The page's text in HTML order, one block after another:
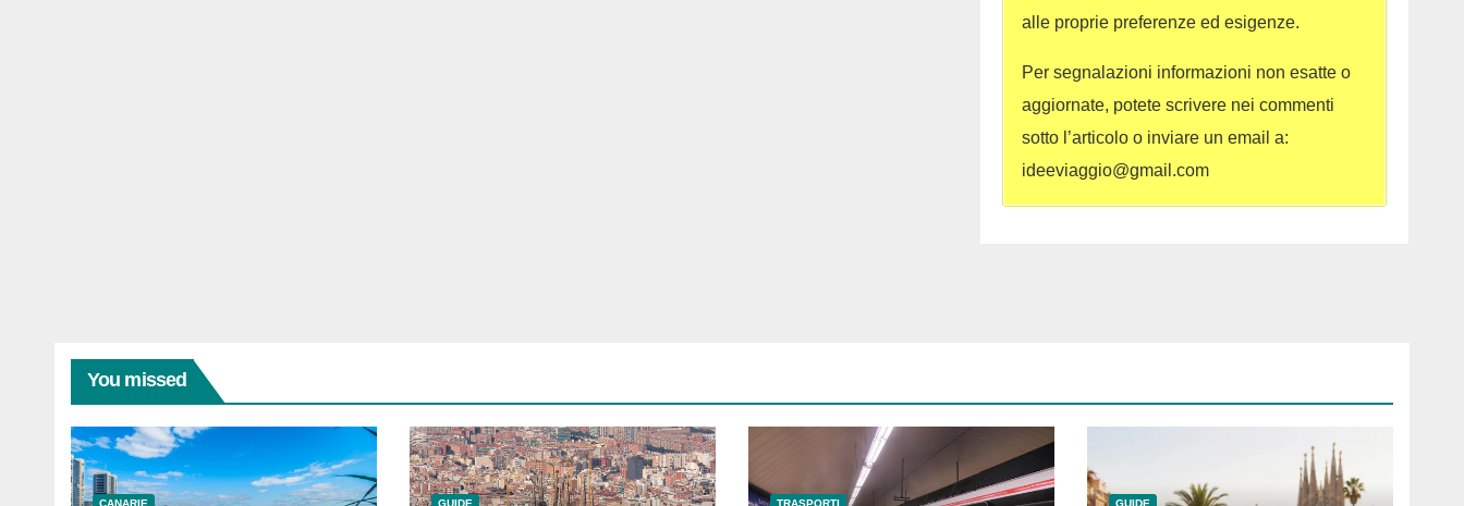
alle proprie preferenze ed esigenze.
Per segnalazioni informazioni non esatte o
aggiornate, potete scrivere nei commenti
sotto l’articolo o inviare un email a:
ideeviaggio@gmail.com
You missed
CANARIE GUIDE TRASPORTI GUIDE